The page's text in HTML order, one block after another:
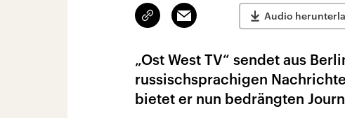
Link
kopieren/teilen
Email Audio
„Ost West TV“ sendet aus
russischsprachigen
bietet er nun bedrängten